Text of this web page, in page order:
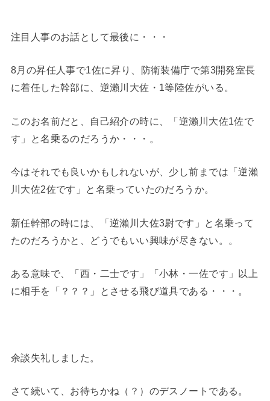
注目人事のお話として最後に・・・
8月の昇任人事で1佐に昇り、防衛装備庁で第3開発室長
に着任した幹部に、逆瀨川大佐・1等陸佐がいる。
このお名前だと、自己紹介の時に、「逆瀨川大佐1佐で
す」と名乗るのだろうか・・・。
今はそれでも良いかもしれないが、少し前までは「逆瀨
川大佐2佐です」と名乗っていたのだろうか。
新任幹部の時には、「逆瀨川大佐3尉です」と名乗って
たのだろうかと、どうでもいい興味が尽きない。。
ある意味で、「西・二士です」「小林・一佐です」以上
に相手を「？？？」とさせる飛び道具である・・・。
余談失礼しました。
さて続いて、お待ちかね（？）のデスノートである。